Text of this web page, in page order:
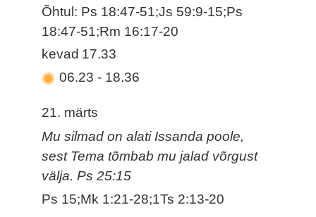
Õhtul: Ps 18:47-51;Js 59:9-15;Ps
18:47-51;Rm 16:17-20
kevad 17.33
06.23- 18.36
21. märts
Mu silmad on alati Issanda poole,
sest Tema tõmbab mu jalad võrgust
välja. Ps 25:15
Ps 15;Mk 1:21-28;1Ts 2:13-20